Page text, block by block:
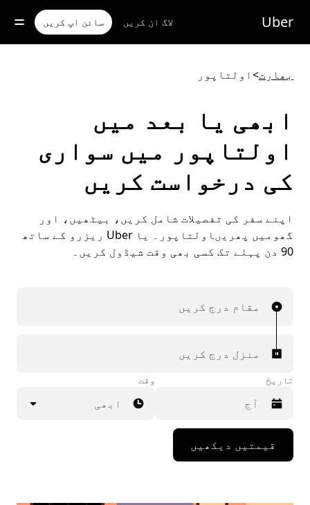
مواد
جائیں
Uber لاگ ان کریں سائن اپ کریں
بھارت>اولتاپور
ابھی یا بعد میں
اولتاپور میں سواری
کی درخواست کریں
اپنے سفر کی تفصیلات شامل کریں، بیٹھیں، اور
گھومیں پھریںاولتاپور۔ یا Uber ریزرو کے ساتھ
90 دن پہلے تک کسی بھی وقت شیڈول کریں۔
مقام درج کریں
منزل درج کریں
تاریخ
Press
down
وقت
ابھی
قیمتیں دیکھیں